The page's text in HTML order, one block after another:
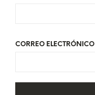
CORREO ELECTRÓNICO